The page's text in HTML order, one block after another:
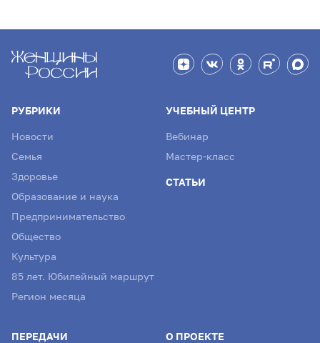
РУБРИКИ
Новости
Семья
Здоровье
Образование и наука
Предпринимательство
Общество
Культура
85 лет. Юбилейный маршрут
Регион месяца
УЧЕБНЫЙ ЦЕНТР
Вебинар
Мастер-класс
СТАТЬИ
ПЕРЕДАЧИ О ПРОЕКТЕ